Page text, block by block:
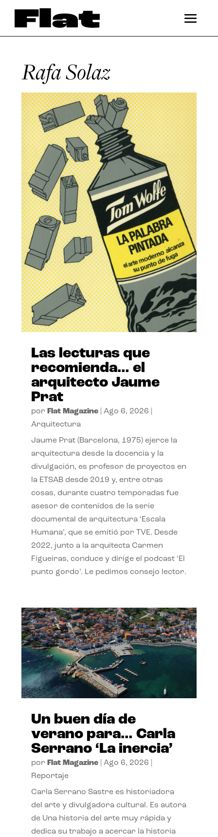
Rafa Solaz
Las lecturas que
recomienda… el
arquitecto Jaume
Prat
por Flat Magazine| Ago 6, 2026
Arquitectura
Jaume Prat (Barcelona, 1975) ejerce la
arquitectura desde la docencia y la
divulgación, es profesor de proyectos en
la ETSAB desde 2019 y, entre otras
cosas, durante cuatro temporadas fue
asesor de contenidos de la serie
documental de arquitectura ‘Escala
Humana’, que se emitió por TVE. Desde
2022, junto a la arquitecta Carmen
Figueiras, conduce y dirige el podcast ‘El
punto gordo’. Le pedimos consejo lector.
Un buen día de
verano para… Carla
Serrano ‘La inercia’
por Flat Magazine| Ago 6, 2026
Reportaje
Carla Serrano Sastre es historiadora
del arte y divulgadora cultural. Es autora
de Una historia del arte muy rápida y
dedica su trabajo a acercar la historia